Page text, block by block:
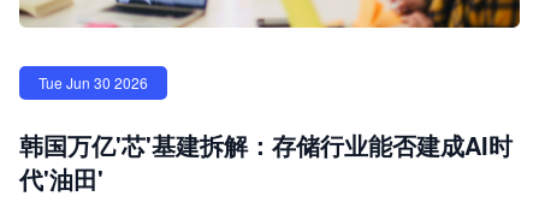
Tue Jun 30 2026
韩国万亿'芯'基建拆解：存储行业能否建成AI时
代'油田'